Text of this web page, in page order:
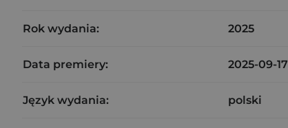
Rok wydania: 2025
Data premiery: 2025-09-17
Język wydania: polski